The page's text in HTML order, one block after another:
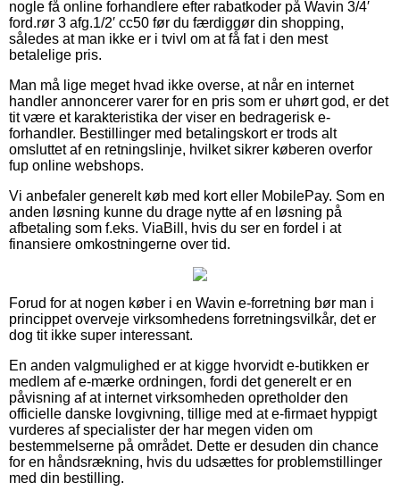
nogle få online forhandlere efter rabatkoder på Wavin 3/4′
ford.rør 3 afg.1/2′ cc50 før du færdiggør din shopping,
således at man ikke er i tvivl om at få fat i den mest
betalelige pris.
Man må lige meget hvad ikke overse, at når en internet
handler annoncerer varer for en pris som er uhørt god, er det
tit være et karakteristika der viser en bedragerisk e-
forhandler. Bestillinger med betalingskort er trods alt
omsluttet af en retningslinje, hvilket sikrer køberen overfor
fup online webshops.
Vi anbefaler generelt køb med kort eller MobilePay. Som en
anden løsning kunne du drage nytte af en løsning på
afbetaling som f.eks. ViaBill, hvis du ser en fordel i at
finansiere omkostningerne over tid.
Forud for at nogen køber i en Wavin e-forretning bør man i
princippet overveje virksomhedens forretningsvilkår, det er
dog tit ikke super interessant.
En anden valgmulighed er at kigge hvorvidt e-butikken er
medlem af e-mærke ordningen, fordi det generelt er en
påvisning af at internet virksomheden opretholder den
officielle danske lovgivning, tillige med at e-firmaet hyppigt
vurderes af specialister der har megen viden om
bestemmelserne på området. Dette er desuden din chance
for en håndsrækning, hvis du udsættes for problemstillinger
med din bestilling.